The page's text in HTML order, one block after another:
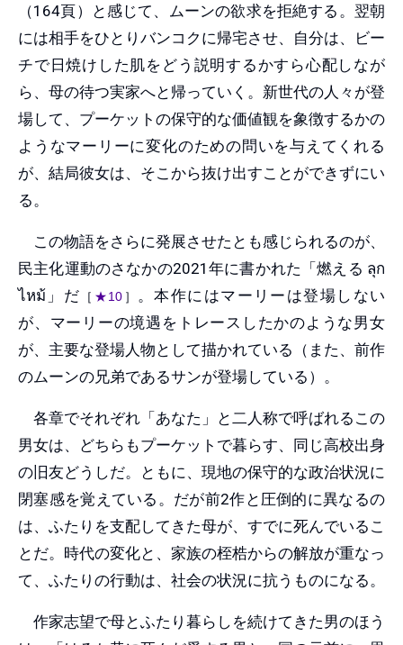
（164頁）と感じて、ムーンの欲求を拒絶する。翌朝
には相手をひとりバンコクに帰宅させ、自分は、ビー
チで日焼けした肌をどう説明するかすら心配しなが
ら、母の待つ実家へと帰っていく。新世代の人々が登
場して、プーケットの保守的な価値観を象徴するかの
ようなマーリーに変化のための問いを与えてくれる
が、結局彼女は、そこから抜け出すことができずにい
る。
この物語をさらに発展させたとも感じられるのが、
民主化運動のさなかの2021年に書かれた「燃える ลุก
ไหม้」だ ［ ★10 ］
。本作にはマーリーは登場しない
が、マーリーの境遇をトレースしたかのような男女
が、主要な登場人物として描かれている（また、前作
のムーンの兄弟であるサンが登場している）。
各章でそれぞれ「あなた」と二人称で呼ばれるこの
男女は、どちらもプーケットで暮らす、同じ高校出身
の旧友どうしだ。ともに、現地の保守的な政治状況に
閉塞感を覚えている。だが前2作と圧倒的に異なるの
は、ふたりを支配してきた母が、すでに死んでいるこ
とだ。時代の変化と、家族の桎梏からの解放が重なっ
て、ふたりの行動は、社会の状況に抗うものになる。
作家志望で母とふたり暮らしを続けてきた男のほう